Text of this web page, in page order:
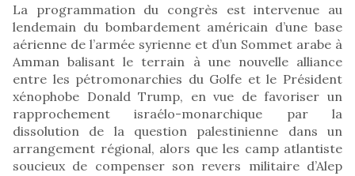
La programmation du congrès est intervenue au
lendemain du bombardement américain d’une base
aérienne de l’armée syrienne et d’un Sommet arabe à
Amman balisant le terrain à une nouvelle alliance
entre les pétromonarchies du Golfe et le Président
xénophobe Donald Trump, en vue de favoriser un
rapprochement israélo-monarchique par la
dissolution de la question palestinienne dans un
arrangement régional, alors que les camp atlantiste
soucieux de compenser son revers militaire d’Alep